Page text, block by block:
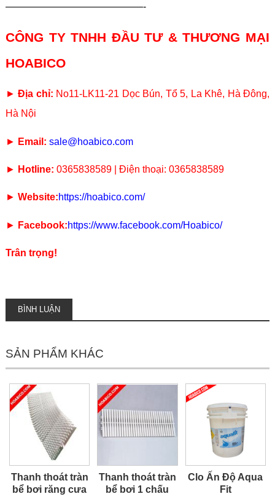
——————————————-
CÔNG TY TNHH ĐẦU TƯ & THƯƠNG MẠI
HOABICO
►Địa chỉ: No11-LK11-21 Dọc Bún, Tổ 5, La Khê, Hà Đông,
Hà Nội
► Email: sale@hoabico.com
► Hotline: 0365838589 | Điện thoại: 0365838589
► Website:https://hoabico.com/
► Facebook:https://www.facebook.com/Hoabico/
Trân trọng!
BÌNH LUẬN
SẢN PHẨM KHÁC
Thanh thoát tràn
bể bơi răng cưa
Thanh thoát tràn
bể bơi 1 chấu
Clo Ấn Độ Aqua
Fit